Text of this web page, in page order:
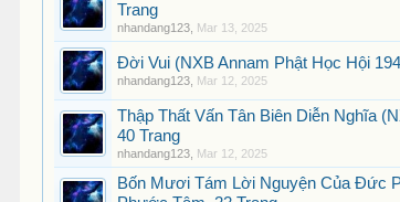
Trang
nhandang123 Mar 13, 2025
Đời Vui (NXB Annam Phật Học Hội
nhandang123 Mar 12, 2025
Thập Thất Vấn Tân Biên Diễn Nghĩa
40 Trang
nhandang123 Mar 12, 2025
Bốn Mươi Tám Lời Nguyện Của Đức